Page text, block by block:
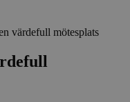
värdefull mötesplats